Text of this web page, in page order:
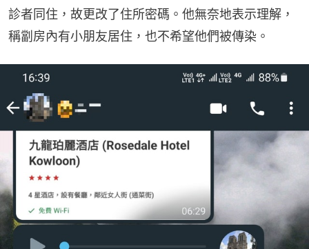
診者同住，故更改了住所密碼。他無奈地表示理解，
稱劏房內有小朋友居住，也不希望他們被傳染。